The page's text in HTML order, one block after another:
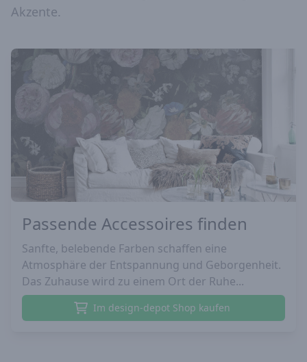
Akzente.
Passende Accessoires finden
Sanfte, belebende Farben schaffen eine
Atmosphäre der Entspannung und Geborgenheit.
Das Zuhause wird zu einem Ort der Ruhe...
Im design-depot Shop kaufen